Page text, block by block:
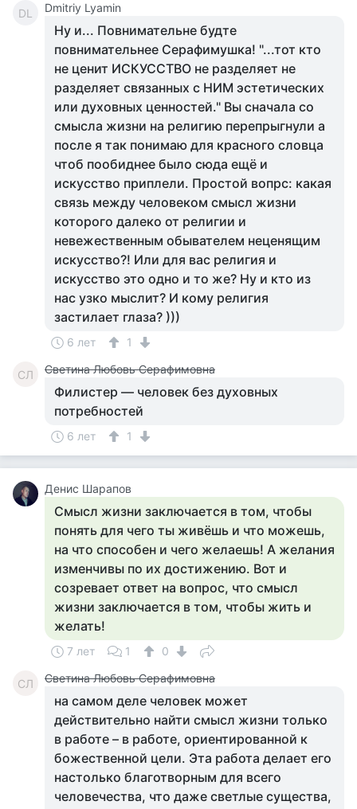
DL Dmitriy Lyamin
Ну и... Повнимательне будте
повнимательнее Серафимушка! "...тот кто
не ценит ИСКУССТВО не разделяет не
разделяет связанных с НИМ эстетических
или духовных ценностей." Вы сначала со
смысла жизни на религию перепрыгнули а
после я так понимаю для красного словца
чтоб пообиднее было сюда ещё и
искусство приплели. Простой вопрс: какая
связь между человеком смысл жизни
которого далеко от религии и
невежественным обывателем неценящим
искусство?! Или для вас религия и
искусство это одно и то же? Ну и кто из
нас узко мыслит? И кому религия
застилает глаза? )))
6 лет 1
СЛ Светина Любовь Серафимовна
Филистер — человек без духовных
потребностей
6 лет 1
Денис Шарапов
Смысл жизни заключается в том, чтобы
понять для чего ты живёшь и что можешь,
на что способен и чего желаешь! А желания
изменчивы по их достижению. Вот и
созревает ответ на вопрос, что смысл
жизни заключается в том, чтобы жить и
желать!
7 лет 1 0
СЛ Светина Любовь Серафимовна
на самом деле человек может
действительно найти смысл жизни только
в работе – в работе, ориентированной к
божественной цели. Эта работа делает его
настолько благотворным для всего
человечества, что даже светлые существа,